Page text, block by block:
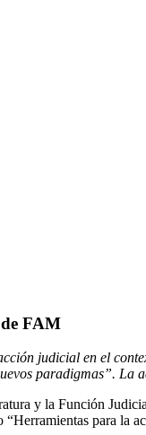
FAM
judicial en el
paradigmas”. La
y la Función
para la